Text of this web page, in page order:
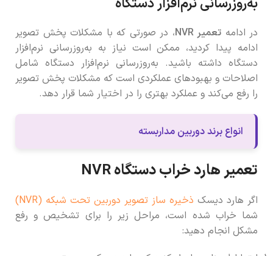
به‌روزرسانی نرم‌افزار دستگاه
در ادامه تعمیرNVR، در صورتی که با مشکلات پخش تصویر
ادامه پیدا کردید، ممکن است نیاز به به‌روزرسانی نرم‌افزار
دستگاه داشته باشید. به‌روزرسانی نرم‌افزار دستگاه شامل
اصلاحات و بهبودهای عملکردی است که مشکلات پخش تصویر
را رفع می‌کند و عملکرد بهتری را در اختیار شما قرار دهد.
انواع برند دوربین مداربسته
تعمیر هارد خراب دستگاه NVR
اگر هارد دیسک ذخیره ساز تصویر دوربین تحت شبکه (NVR)
شما خراب شده است، مراحل زیر را برای تشخیص و رفع
مشکل انجام دهید: